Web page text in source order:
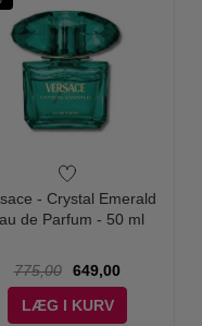
- Crystal Emerald
de Parfum - 50 ml
775,00
649,00
LÆG I KURV